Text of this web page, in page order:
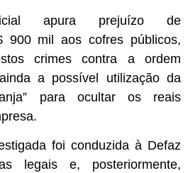
apura prejuízo de
900 mil aos cofres públicos,
crimes contra a ordem
a possível utilização da
para ocultar os reais
foi conduzida à Defaz
legais e, posteriormente,